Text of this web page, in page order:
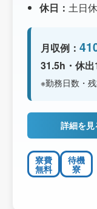
休日： 土日
月収例：
31.5h・休出
※勤務日数・
詳細を見
寮費
無料
待機
寮